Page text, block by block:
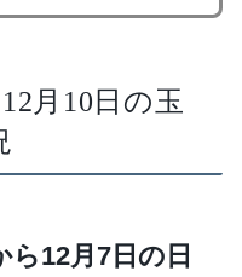
月10日の玉
ら12月7日の日